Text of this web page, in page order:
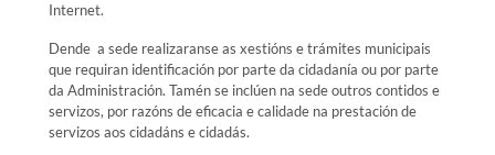
Internet.
Dende a sede realizaranse as xestións e trámites municipais
que requiran identificación por parte da cidadanía ou por parte
da Administración. Tamén se inclúen na sede outros contidos e
servizos, por razóns de eficacia e calidade na prestación de
servizos aos cidadáns e cidadás.